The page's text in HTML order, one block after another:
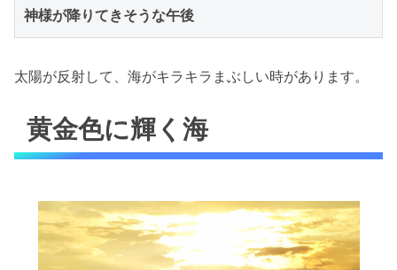
神様が降りてきそうな午後
太陽が反射して、海がキラキラまぶしい時があります。
黄金色に輝く海